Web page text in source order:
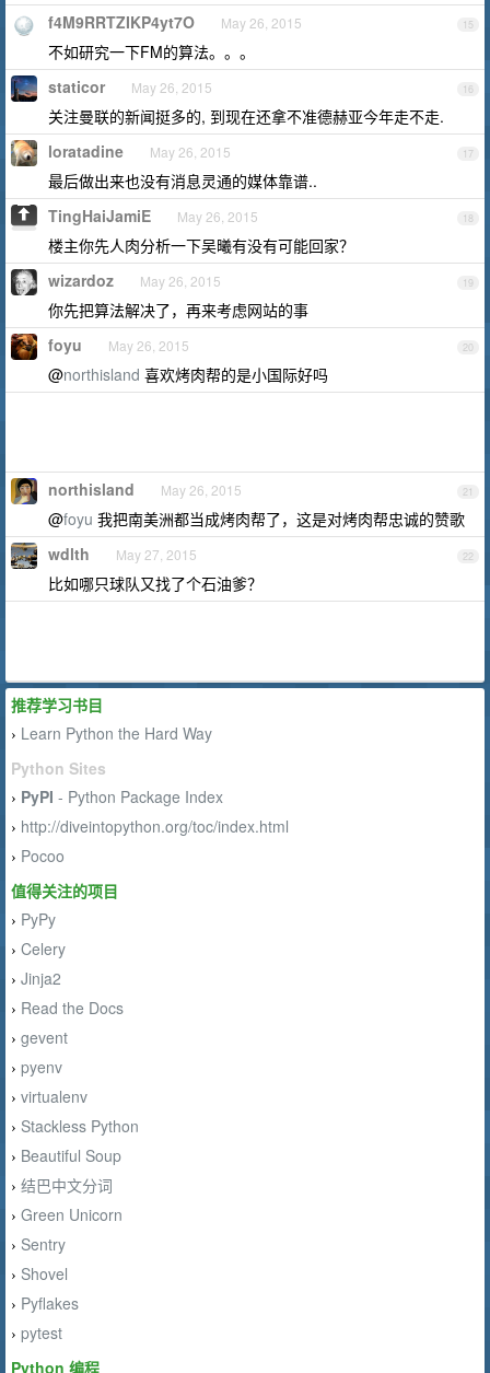
15
f4M9RRTZIKP4yt7O May 26, 2015
不如研究一下FM的算法。。。
16
staticor May 26, 2015
关注曼联的新闻挺多的, 到现在还拿不准德赫亚今年走不走.
17
loratadine May 26, 2015
最后做出来也没有消息灵通的媒体靠谱..
18
TingHaiJamiE May 26, 2015
楼主你先人肉分析一下吴曦有没有可能回家？
19
wizardoz May 26, 2015
你先把算法解决了，再来考虑网站的事
20
foyu May 26, 2015
@northisland 喜欢烤肉帮的是小国际好吗
21
northisland May 26, 2015
@foyu 我把南美洲都当成烤肉帮了，这是对烤肉帮忠诚的赞歌
22
wdlth May 27, 2015
比如哪只球队又找了个石油爹？
推荐学习书目
› Learn Python the Hard Way
Python Sites
› PyPI - Python Package Index
› http://diveintopython.org/toc/index.html
› Pocoo
值得关注的项目
› PyPy
› Celery
› Jinja2
› Read the Docs
› gevent
› pyenv
› virtualenv
› Stackless Python
› Beautiful Soup
› 结巴中文分词
› Green Unicorn
› Sentry
› Shovel
› Pyflakes
› pytest
Python 编程